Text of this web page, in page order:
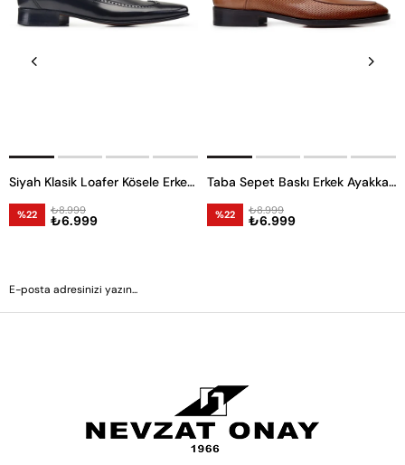
Siyah Klasik Loafer Kösele Erkek Ayakkabı -6968-
%22 ₺6.999
₺8.999
Taba Sepet Baskı Erkek Ayakkabı -11832-
%22 ₺6.999
₺8.999